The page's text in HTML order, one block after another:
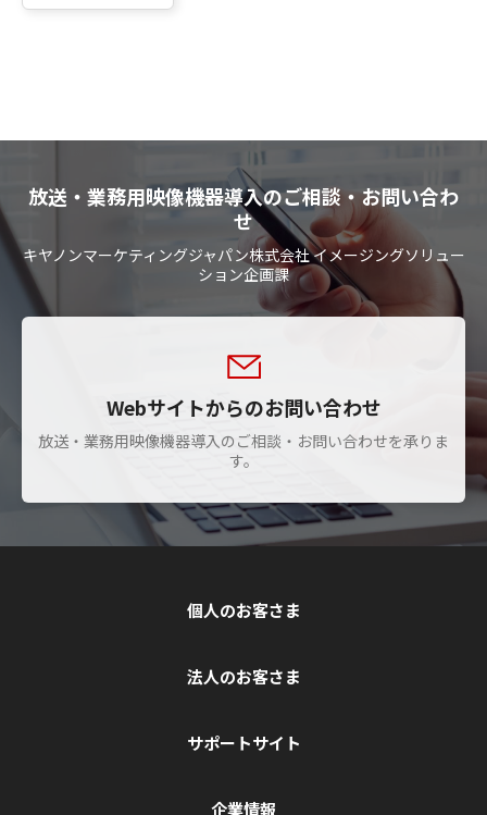
放送・業務用映像機器導入のご相談・お問い合わ
せ
キヤノンマーケティングジャパン株式会社 イメージングソリュー
ション企画課
Webサイトからのお問い合わせ
放送・業務用映像機器導入のご相談・お問い合わせを承りま
す。
個人のお客さま
法人のお客さま
サポートサイト
企業情報